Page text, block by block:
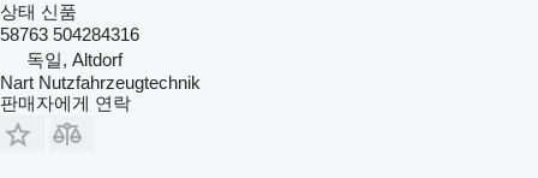
상태 신품
58763 504284316
독일, Altdorf
Nart Nutzfahrzeugtechnik
판매자에게 연락